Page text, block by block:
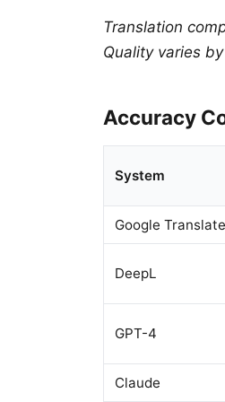
Translation
Quality varies
Accuracy
System
Google Translate
DeepL
GPT-4
Claude